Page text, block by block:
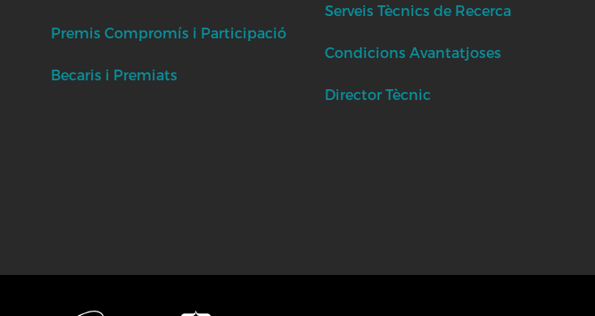
Premis Compromís i Participació
Becaris i Premiats
Serveis Tècnics de Recerca
Condicions Avantatjoses
Director Tècnic